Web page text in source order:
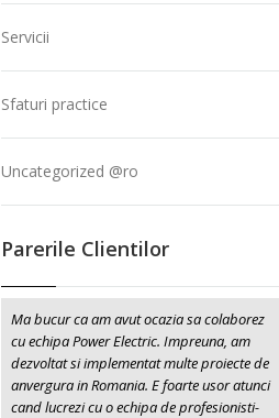
Servicii
Sfaturi practice
Uncategorized @ro
Parerile Clientilor
Ma bucur ca am avut ocazia sa colaborez
cu echipa Power Electric. Impreuna, am
dezvoltat si implementat multe proiecte de
anvergura in Romania. E foarte usor atunci
cand lucrezi cu o echipa de profesionisti-